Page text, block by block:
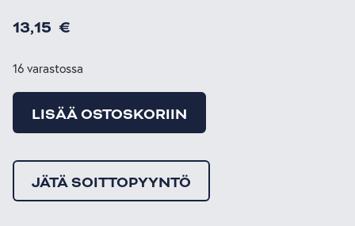
13,15 €
16 varastossa
LISÄÄ OSTOSKORIIN
JÄTÄ SOITTOPYYNTÖ